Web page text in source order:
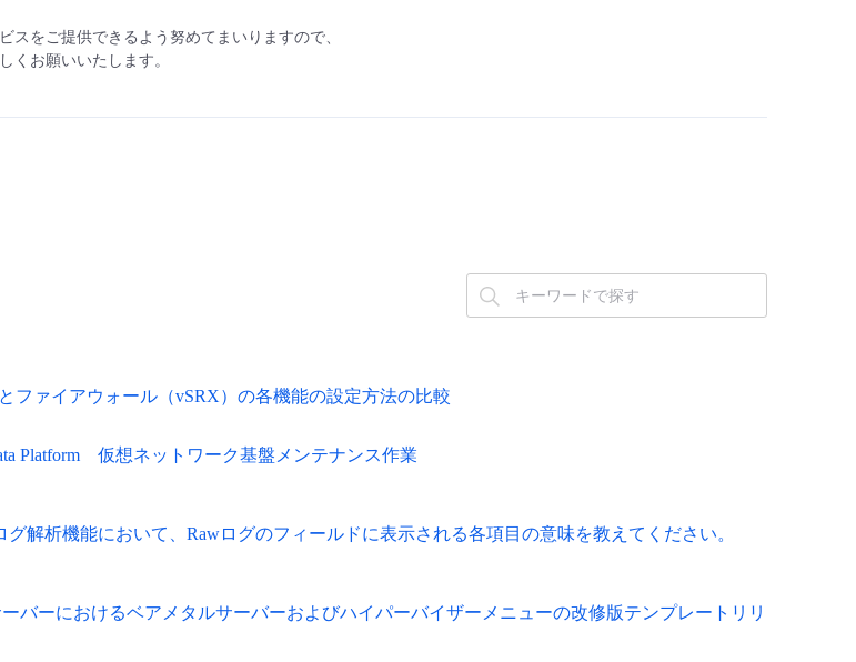
スをご提供できるよう努めてまいりますので、
くお願いいたします。
とファイアウォール（vSRX）の各機能の設定方法の比較
Platform 仮想ネットワーク基盤メンテナンス作業
グ解析機能において、Rawログのフィールドに表示される各項目の意味を教えてください。
バーにおけるベアメタルサーバーおよびハイパーバイザーメニューの改修版テンプレートリリ